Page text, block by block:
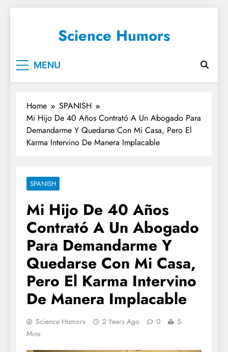
Science Humors
MENU
Home
SPANISH
Mi Hijo De 40 Años Contrató A Un Abogado Para
Demandarme Y Quedarse Con Mi Casa, Pero El
Karma Intervino De Manera Implacable
SPANISH
Mi Hijo De 40 Años
Contrató A Un Abogado
Para Demandarme Y
Quedarse Con Mi Casa,
Pero El Karma Intervino
De Manera Implacable
Science Humors 2 Years Ago 0
5
Mins